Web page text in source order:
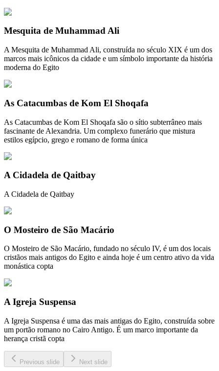
Mesquita de Muhammad Ali
A Mesquita de Muhammad Ali, construída no século XIX é um dos
marcos mais icônicos da cidade e um símbolo importante da história
moderna do Egito
As Catacumbas de Kom El Shoqafa
As Catacumbas de Kom El Shoqafa são o sítio subterrâneo mais
fascinante de Alexandria. Um complexo funerário que mistura
estilos egípcio, grego e romano de forma única
A Cidadela de Qaitbay
A Cidadela de Qaitbay
O Mosteiro de São Macário
O Mosteiro de São Macário, fundado no século IV, é um dos locais
cristãos mais antigos do Egito e ainda hoje é um centro ativo da vida
monástica copta
A Igreja Suspensa
A Igreja Suspensa é uma das mais antigas do Egito, construída sobre
um portão romano no Cairo Antigo. É um marco importante da
herança cristã copta
Previous slide Next slide